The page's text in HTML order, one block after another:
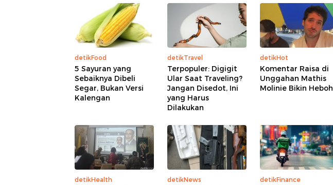
detikFood
5 Sayuran yang
Sebaiknya Dibeli
Segar, Bukan Versi
Kalengan
detikTravel
Terpopuler: Digigit
Ular Saat Traveling?
Jangan Disedot, Ini
yang Harus
Dilakukan
detikHot
Komentar Raisa di
Unggahan Mathis
Molinie Bikin Heboh
detikHealth detikNews detikFinance